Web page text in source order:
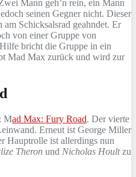
Mann geh’n rein, ein Mann
seinen Gegner nicht. Dieser
Schicksalsrad geahndet. Er
von einer Gruppe von
bricht die Gruppe in ein
Mad Max zurück und wird zur
Mad Max: Fury Road. Der vierte
Erneut ist George Miller
Hauptrolle ist allerdings nun
Theron und Nicholas Houltzu